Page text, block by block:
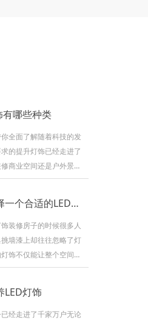
有哪些种类
全面了解随着科技的发
的提升灯饰已经走进了
商业空间还是户外景观
角色那么灯饰到底有哪
庭装修中最常见的灯饰
光线柔和均匀适合用于
明射灯则具有更强的聚
如照射挂画装饰品等很
如何选择一个合适的LED灯饰
装修房子的时候很多人
墙漆上却往往忽略了灯
饰不仅能让整个空间的
家人的用眼健康那么到
一先明确使用场景选灯
不好看而是要想清楚这
LED灯饰
经走进了千家万户无论